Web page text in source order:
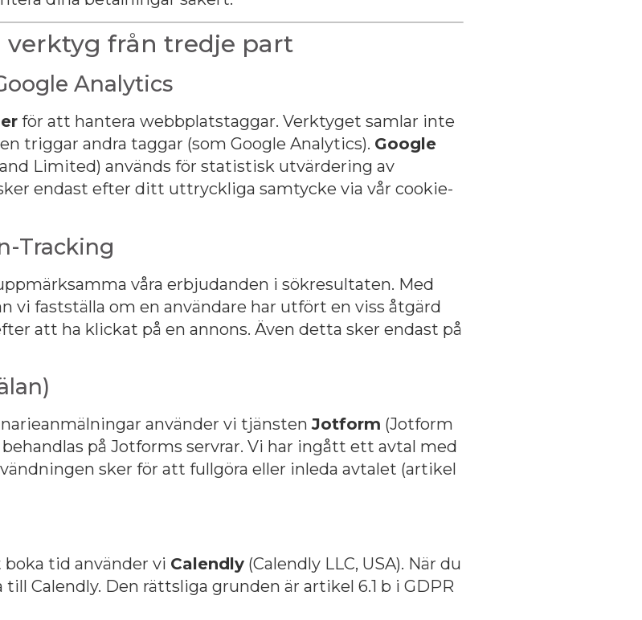
från tredje part
Analytics
för att hantera webbplatstaggar. Verktyget samlar inte
triggar andra taggar (som Google Analytics). Google
Limited) används för statistisk utvärdering av
endast efter ditt uttryckliga samtycke via vår cookie-
Tracking
våra erbjudanden i sökresultaten. Med
vi fastställa om en användare har utfört en viss åtgärd
att ha klickat på en annons. Även detta sker endast på
använder vi tjänstenJotform (Jotform
på Jotforms servrar. Vi har ingått ett avtal med
sker för att fullgöra eller inleda avtalet (artikel
tid använder vi Calendly (Calendly LLC, USA). När du
Calendly. Den rättsliga grunden är artikel 6.1 b i GDPR